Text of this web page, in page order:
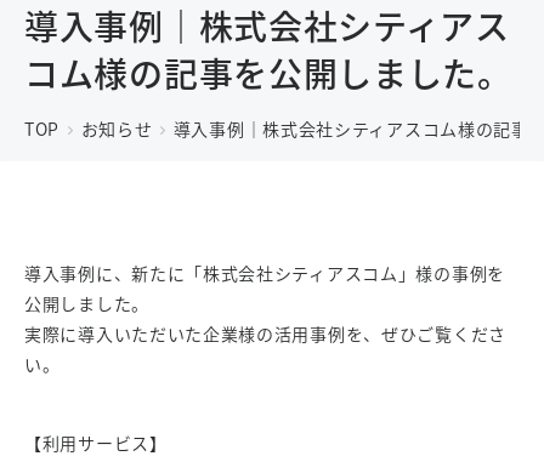
導入事例｜株式会社シティアス
コム様の記事を公開しました。
TOP お知らせ 導入事例｜株式会社シティアスコム様の記事
導入事例に、新たに「株式会社シティアスコム」様の事例を
公開しました。
実際に導入いただいた企業様の活用事例を、ぜひご覧くださ
い。
【利用サービス】